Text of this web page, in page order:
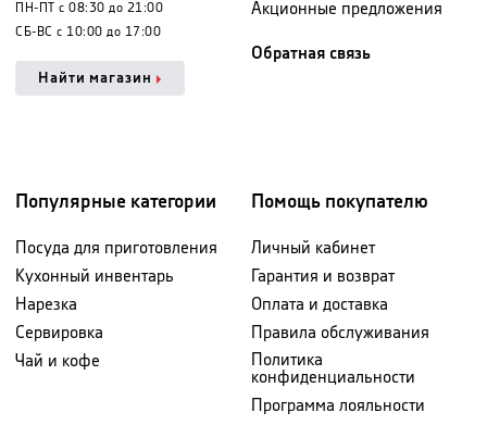
ПН-ПТ с 08:30 до 21:00
СБ-ВС с 10:00 до 17:00
Найти магазин
Акционные предложения
Обратная связь
Популярные категории
Посуда для приготовления
Кухонный инвентарь
Нарезка
Сервировка
Чай и кофе
Помощь покупателю
Личный кабинет
Гарантия и возврат
Оплата и доставка
Правила обслуживания
Политика
конфиденциальности
Программа лояльности